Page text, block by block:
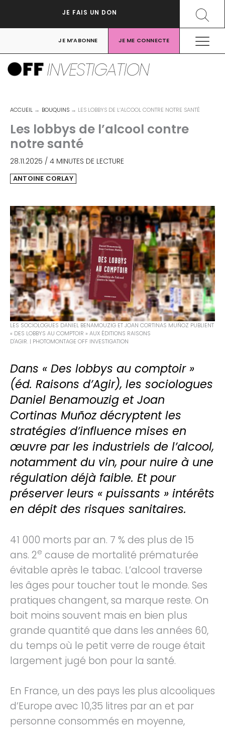
JE FAIS UN DON
JE M’ABONNE JE ME CONNECTE
INVESTIGATION
ACCUEIL BOUQUINS LES LOBBYS DE L’ALCOOL CONTRE NOTRE SANTÉ
Les lobbys de l’alcool contre
notre santé
28.11.2025 / 4 MINUTES DE LECTURE
ANTOINE CORLAY
LES SOCIOLOGUES DANIEL BENAMOUZIG ET JOAN CORTINAS MUÑOZ PUBLIENT
« DES LOBBYS AU COMPTOIR » AUX ÉDITIONS RAISONS
D'AGIR. | PHOTOMONTAGE OFF INVESTIGATION
Dans « Des lobbys au comptoir »
(éd. Raisons d’Agir), les sociologues
Daniel Benamouzig et Joan
Cortinas Muñoz décryptent les
stratégies d’influence mises en
œuvre par les industriels de l’alcool,
notamment du vin, pour nuire à une
régulation déjà faible. Et pour
préserver leurs « puissants » intérêts
en dépit des risques sanitaires.
41 000 morts par an. 7 % des plus de 15
ans. 2e cause de mortalité prématurée
évitable après le tabac. L’alcool traverse
les âges pour toucher tout le monde. Ses
pratiques changent, sa marque reste. On
boit moins souvent mais en bien plus
grande quantité que dans les années 60,
du temps où le petit verre de rouge était
largement jugé bon pour la santé.
En France, un des pays les plus alcooliques
d’Europe avec 10,35 litres par an et par
personne consommés en moyenne,